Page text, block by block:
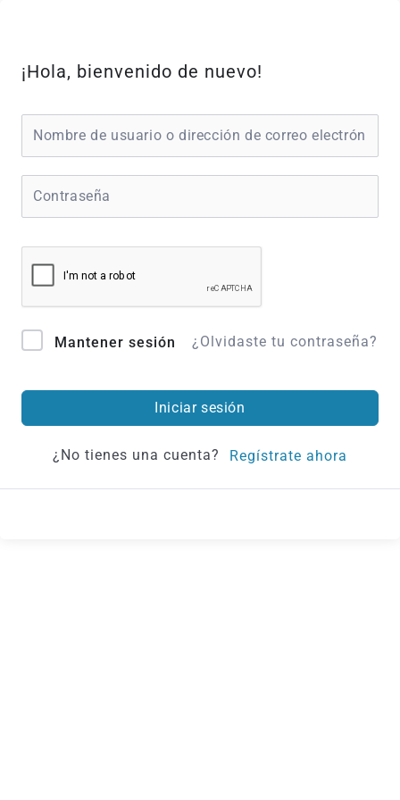
contenido
¡Hola, bienvenido de nuevo!
Mantener sesión ¿Olvidaste tu contraseña?
Iniciar sesión
¿No tienes una cuenta? Regístrate ahora